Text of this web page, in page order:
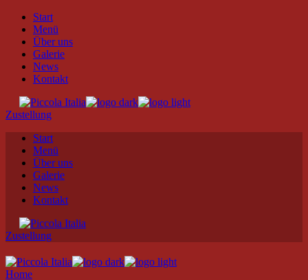
Skip
content
Start
Menü
Über uns
Galerie
News
Kontakt
Zustellung
Start
Menü
Über uns
Galerie
News
Kontakt
Zustellung
Home